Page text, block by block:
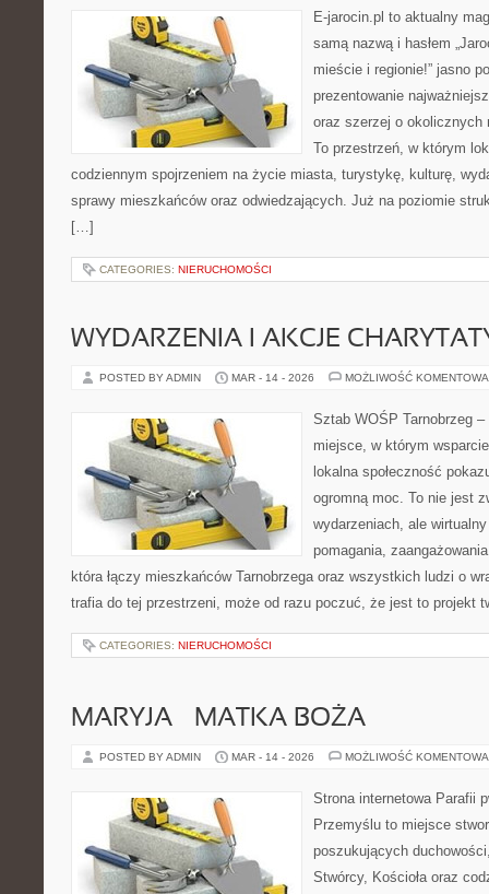
E-jarocin.pl to aktualny
samą nazwą i hasłem
mieście i regionie!” jasno
prezentowanie
oraz szerzej o okolicznych
To przestrzeń, w którym
codziennym spojrzeniem na życie miasta, turystykę, kulturę,
sprawy mieszkańców oraz odwiedzających. Już na poziomie
[…]
CATEGORIES: NIERUCHOMOŚCI
WYDARZENIA I AKCJE
POSTED BY ADMIN MAR - 14 - 2026 MOŻLIWOŚĆ
Sztab WOŚP Tarnobrzeg
miejsce, w którym
lokalna społeczność
ogromną moc. To nie jest
wydarzeniach, ale
pomagania,
która łączy mieszkańców Tarnobrzega oraz wszystkich ludzi o
trafia do tej przestrzeni, może od razu poczuć, że jest to projekt
CATEGORIES: NIERUCHOMOŚCI
MARYJA – MATKA BOŻA
POSTED BY ADMIN MAR - 14 - 2026 MOŻLIWOŚĆ
Strona internetowa Parafii
Przemyślu to miejsce
poszukujących
Stwórcy, Kościoła oraz